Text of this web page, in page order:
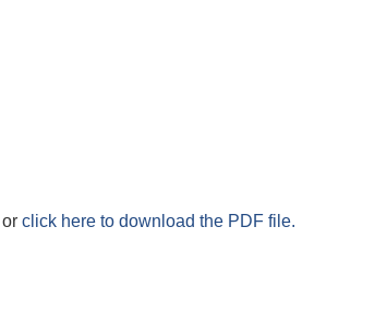
or click here to download the PDF file.